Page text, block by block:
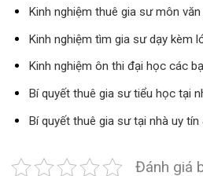
Kinh nghiệm thuê gia sư môn
Kinh nghiệm tìm gia sư dạy kèm
Kinh nghiệm ôn thi đại học các
Bí quyết thuê gia sư tiểu học tại
Bí quyết thuê gia sưtại nhà uy tín
Đánh giá